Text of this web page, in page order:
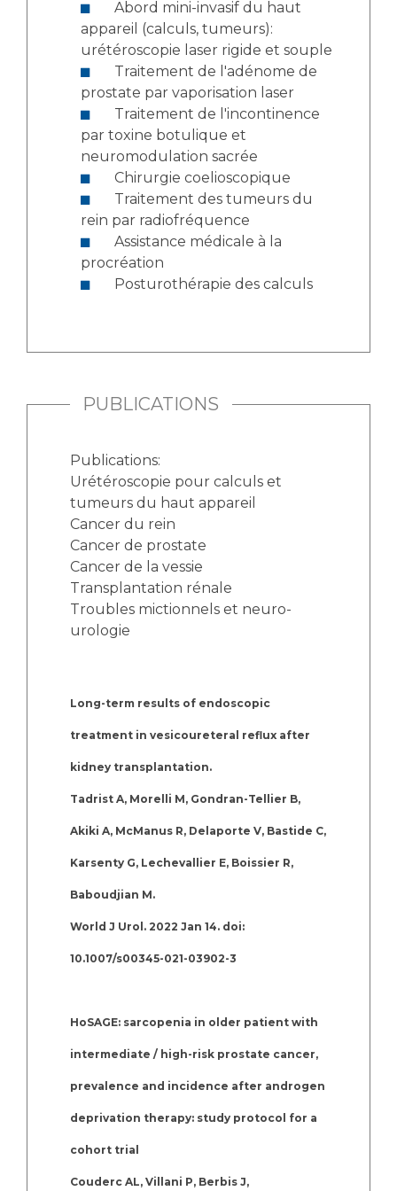
appareil (calculs, tumeurs):
urétéroscopie laser rigide et souple
prostate par vaporisation laser
par toxine botulique et
neuromodulation sacrée
Chirurgie coelioscopique
rein par radiofréquence
procréation
Posturothérapie des calculs
PUBLICATIONS
Publications:
Urétéroscopie pour calculs et
tumeurs du haut appareil
Cancer du rein
Cancer de prostate
Cancer de la vessie
Transplantation rénale
Troubles mictionnels et neuro-
urologie
Long-term results of endoscopic
treatment in vesicoureteral reflux after
kidney transplantation.
Tadrist A, Morelli M, Gondran-Tellier B,
Akiki A, McManus R, Delaporte V, Bastide C,
Karsenty G, Lechevallier E, Boissier R,
Baboudjian M.
World J Urol. 2022 Jan 14. doi:
10.1007/s00345-021-03902-3
HoSAGE: sarcopenia in older patient with
intermediate / high-risk prostate cancer,
prevalence and incidence after androgen
deprivation therapy: study protocol for a
cohort trial
Couderc AL, Villani P, Berbis J,